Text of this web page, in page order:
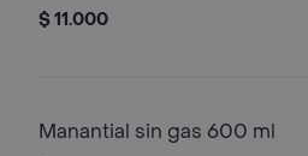
$ 11.000
Manantial sin gas 600 ml